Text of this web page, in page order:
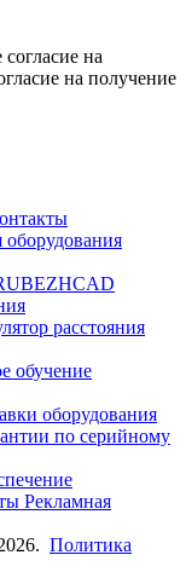
на
на получение
оборудования
расстояния
обучение
оборудования
по серийному
Рекламная
Политика